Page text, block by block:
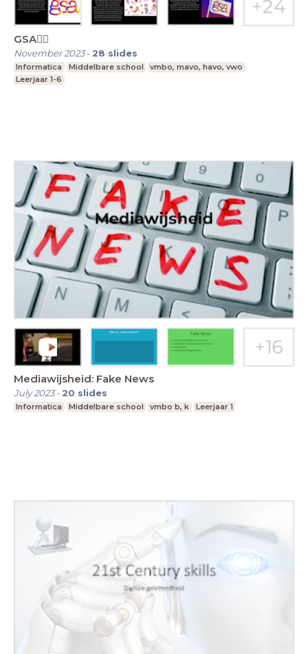
GSA🏳️‍🌈
November 2023- 28 slides
Informatica Middelbare school
vmbo, mavo, havo, vwo
Leerjaar 1-6
Mediawijsheid: Fake News
July 2023- 20 slides
Informatica Middelbare school vmbo b, k Leerjaar 1